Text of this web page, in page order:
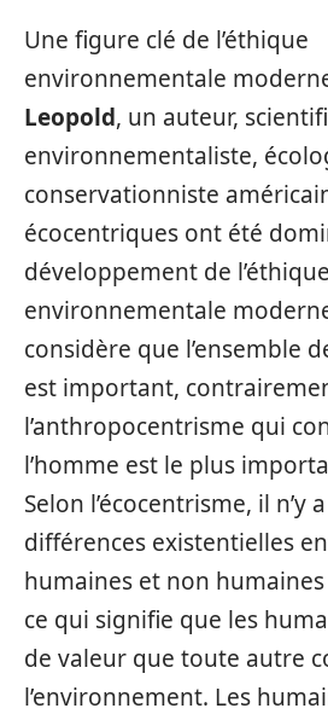
Une figure clé de l’éthique
environnementale
Leopold, un auteur,
environnementaliste,
conservationniste
écocentriques ont été
développement de l’éthique
environnementale
considère que l’ensemble
est important,
l’anthropocentrisme qui
l’homme est le plus
Selon l’écocentrisme, il n’y
différences existentielles
humaines et non
ce qui signifie que les
de valeur que toute autre
l’environnement. Les